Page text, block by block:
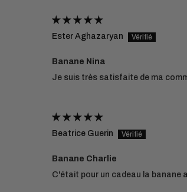
Ester Aghazaryan
Banane Nina
Je suis très satisfaite de ma
Beatrice Guerin
Banane Charlie
C'était pour un cadeau la banane